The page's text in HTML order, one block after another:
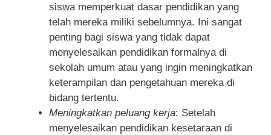
siswa memperkuat dasar pendidikan yang
telah mereka miliki sebelumnya. Ini sangat
penting bagi siswa yang tidak dapat
menyelesaikan pendidikan formalnya di
sekolah umum atau yang ingin meningkatkan
keterampilan dan pengetahuan mereka di
bidang tertentu.
Meningkatkan peluang kerja: Setelah
menyelesaikan pendidikan kesetaraan di